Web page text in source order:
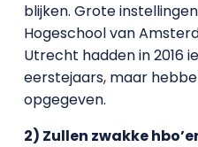
blijken. Grote
Hogeschool van
Utrecht hadden in 2016
eerstejaars, maar
opgegeven.
2) Zullen zwakke